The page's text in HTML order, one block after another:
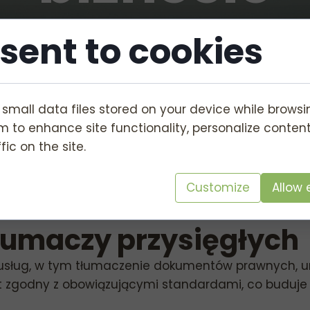
komunikacja jest kluczem do sukcesu.
dokładność i zgodność dokumentów
przysięgłych
w tym tłumaczenie dokumentów
zgodny z obowiązującymi standardami, co
to cookies
small data files stored on your device while
to enhance site functionality, personalize
on the site.
Customize Allow